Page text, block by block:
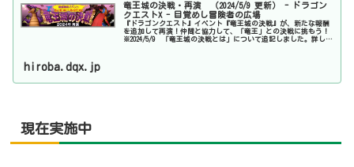
竜王城の決戦・再演 （2024/5/9 更新） - ドラゴン
クエストX - 目覚めし冒険者の広場
『ドラゴンクエスト』イベント『竜王城の決戦』が、新たな報酬
を追加して再演！仲間と協力して、「竜王」との決戦に挑もう！
※2024/5/9 「竜王城の決戦とは」について追記しました。詳しく
hiroba.dqx.jp
現在実施中